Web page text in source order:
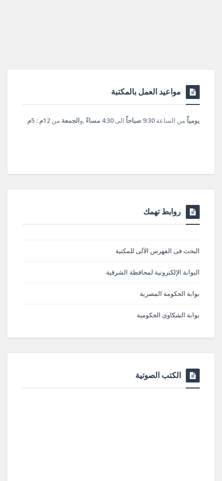
مواعيد العمل بالمكتبة
يومياً من الساعة9:30 صباحاً الى4:30 مساءً ,والجمعة من 12م : 5م
روابط تهمك
البحث فى الفهرس الآلى للمكتبة
البوابة الإلكترونية لمحافظة الشرقية
بوابة الحكومة المصرية
بوابة الشكاوى الحكومية
الكتب الصوتية